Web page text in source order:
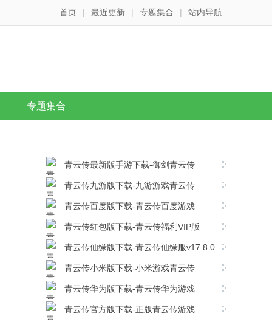
首页 | 最近更新 | 专题集合 | 站内导航
专题集合
青云传最新版手游下载-御剑青云传
v17.8.0安卓版下载
青云传九游版下载-九游游戏青云传
v17.8.0安卓版下载
青云传百度版下载-青云传百度游戏
v17.8.0安卓版下载
青云传红包版下载-青云传福利VIP版
v17.8.0安卓版下载
青云传仙缘版下载-青云传仙缘服v17.8.0
安卓版下载
青云传小米版下载-小米游戏青云传
v17.8.0安卓版下载
青云传华为版下载-青云传华为游戏
v17.8.0安卓版下载
青云传官方版下载-正版青云传游戏